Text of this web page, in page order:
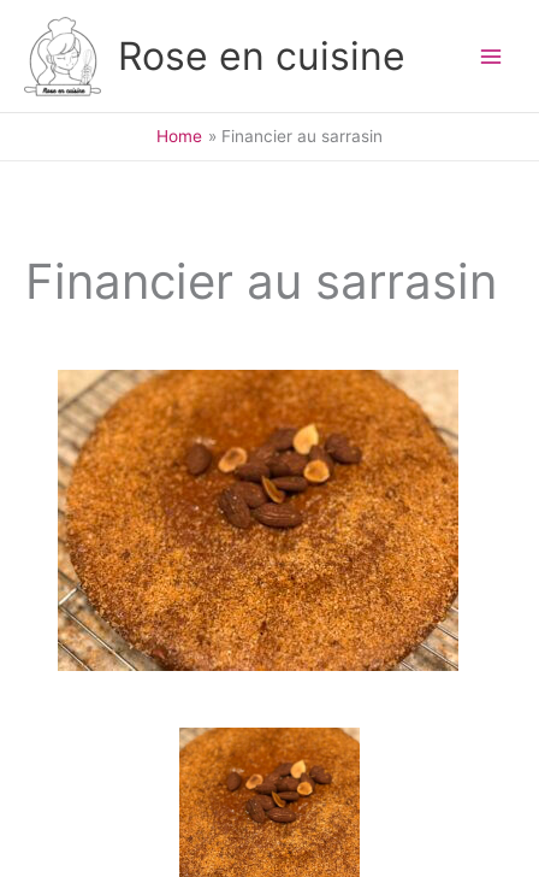
content
Rose en cuisine
Home Financier au sarrasin
Financier au sarrasin